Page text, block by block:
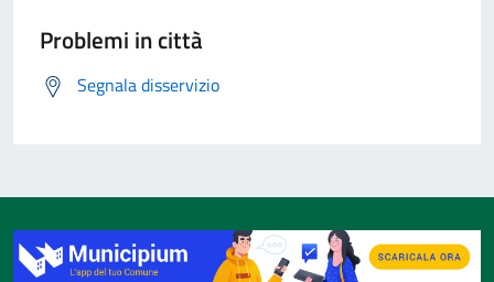
Problemi in città
Segnala disservizio